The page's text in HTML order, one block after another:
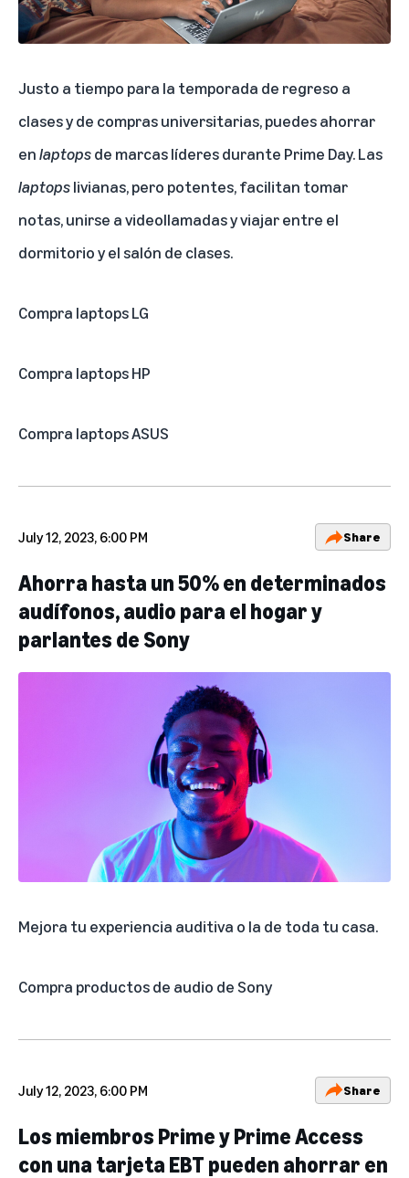
Justo a tiempo para la temporada de regreso a
clases y de compras universitarias, puedes ahorrar
enlaptopsde marcas líderes durante Prime Day. Las
laptopslivianas, pero potentes, facilitan tomar
notas, unirse a videollamadas y viajar entre el
dormitorio y el salón de clases.
Compra laptops LG
Compra laptops HP
Compra laptops ASUS
July 12, 2023, 6:00 PM Share
Ahorra hasta un 50% en determinados
audífonos, audio para el hogar y
parlantes de Sony
Mejora tu experiencia auditiva o la de toda tu casa.
Compra productos de audio de Sony
July 12, 2023, 6:00 PM Share
Los miembros Prime y Prime Access
con una tarjeta EBT pueden ahorrar en